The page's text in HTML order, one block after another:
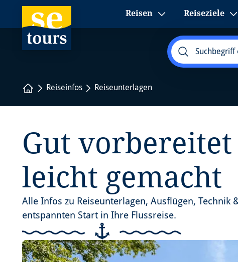
Reisen Reiseziele
StartseiteReiseinfos Reiseunterlagen
Gut vorbereitet
leicht gemacht
Alle Infos zu Reiseunterlagen, Ausflügen, Technik
entspannten Start in Ihre Flussreise.